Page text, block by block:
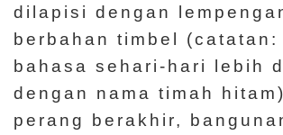
dilapisi dengan
berbahan timbel (catatan:
bahasa sehari-hari lebih
dengan nama timah
perang berakhir,